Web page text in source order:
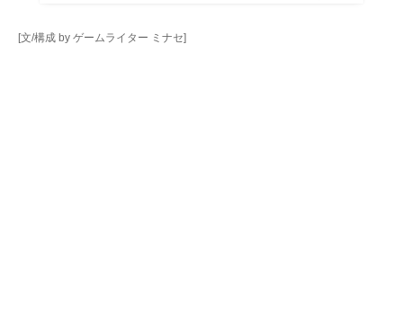
[文/構成 by ゲームライター ミナセ]